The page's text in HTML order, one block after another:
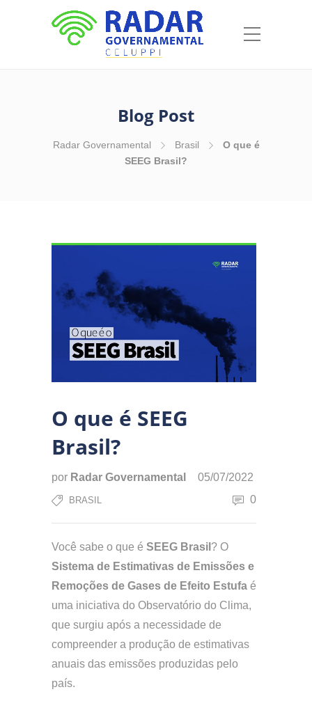
Blog Post
Radar Governamental Brasil
O que é
SEEG Brasil?
O que é SEEG
Brasil?
por Radar Governamental 05/07/2022
BRASIL 0
Você sabe o que é SEEG Brasil ? O
Sistema de Estimativas de Emissões e
Remoções de Gases de Efeito Estufa é
uma iniciativa do Observatório do Clima,
que surgiu após a necessidade de
compreender a produção de estimativas
anuais das emissões produzidas pelo
país.